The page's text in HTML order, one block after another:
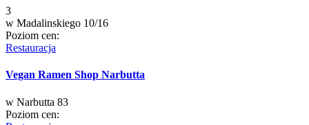
3
w Madalinskiego 10/16
Poziom cen:
Restauracja
Vegan Ramen Shop Narbutta
w Narbutta 83
Poziom cen: